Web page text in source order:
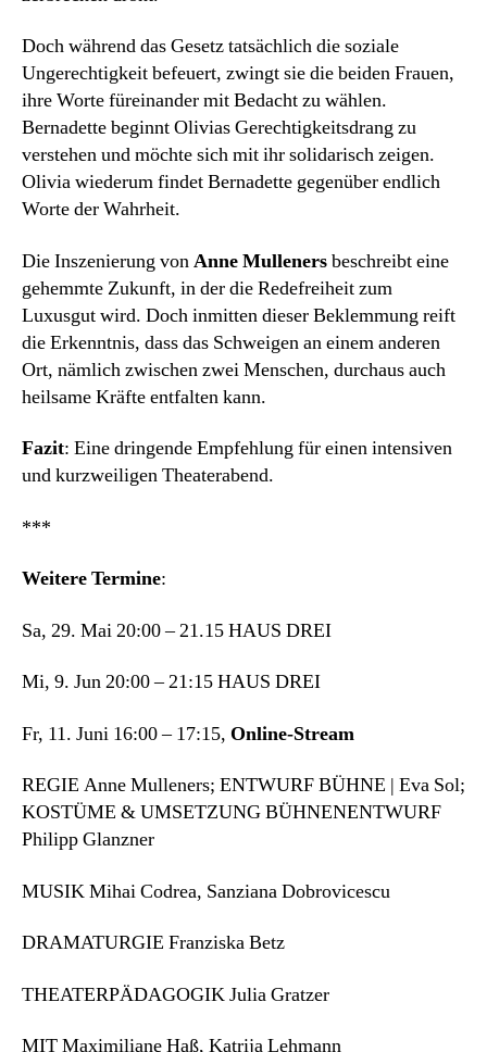
Doch während das Gesetz tatsächlich die soziale
Ungerechtigkeit befeuert, zwingt sie die beiden Frauen,
ihre Worte füreinander mit Bedacht zu wählen.
Bernadette beginnt Olivias Gerechtigkeitsdrang zu
verstehen und möchte sich mit ihr solidarisch zeigen.
Olivia wiederum findet Bernadette gegenüber endlich
Worte der Wahrheit.
Die Inszenierung vonAnne Mullenersbeschreibt eine
gehemmte Zukunft, in der die Redefreiheit zum
Luxusgut wird. Doch inmitten dieser Beklemmung reift
die Erkenntnis, dass das Schweigen an einem anderen
Ort, nämlich zwischen zwei Menschen, durchaus auch
heilsame Kräfte entfalten kann.
Fazit: Eine dringende Empfehlung für einen intensiven
und kurzweiligen Theaterabend.
***
Weitere Termine:
Sa, 29. Mai 20:00 – 21.15 HAUS DREI
Mi, 9. Jun 20:00 – 21:15 HAUS DREI
Fr, 11. Juni 16:00 – 17:15, Online-Stream
REGIE Anne Mulleners; ENTWURF BÜHNE | Eva Sol;
KOSTÜME & UMSETZUNG BÜHNENENTWURF
Philipp Glanzner
MUSIK Mihai Codrea, Sanziana Dobrovicescu
DRAMATURGIE Franziska Betz
THEATERPÄDAGOGIK Julia Gratzer
MIT Maximiliane Haß, Katrija Lehmann